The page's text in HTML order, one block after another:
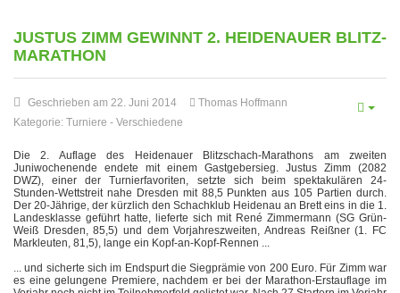
JUSTUS ZIMM GEWINNT 2. HEIDENAUER BLITZ-
MARATHON
Geschrieben am 22. Juni 2014
Thomas Hoffmann
Kategorie: Turniere - Verschiedene
Die 2. Auflage des Heidenauer Blitzschach-Marathons am zweiten
Juniwochenende endete mit einem Gastgebersieg. Justus Zimm (2082
DWZ), einer der Turnierfavoriten, setzte sich beim spektakulären 24-
Stunden-Wettstreit nahe Dresden mit 88,5 Punkten aus 105 Partien durch.
Der 20-Jährige, der kürzlich den Schachklub Heidenau an Brett eins in die 1.
Landesklasse geführt hatte, lieferte sich mit René Zimmermann (SG Grün-
Weiß Dresden, 85,5) und dem Vorjahreszweiten, Andreas Reißner (1. FC
Markleuten, 81,5), lange ein Kopf-an-Kopf-Rennen ...
... und sicherte sich im Endspurt die Siegprämie von 200 Euro. Für Zimm war
es eine gelungene Premiere, nachdem er bei der Marathon-Erstauflage im